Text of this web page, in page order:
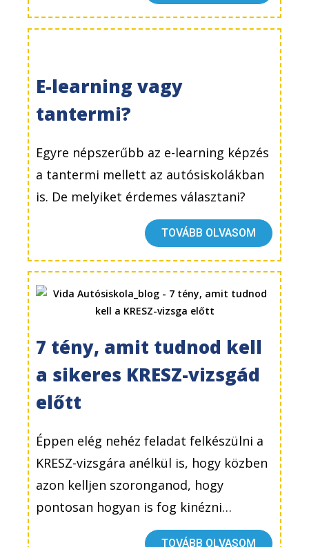
E-learning vagy
tantermi?
Egyre népszerűbb az e-learning képzés
a tantermi mellett az autósiskolákban
is. De melyiket érdemes választani?
TOVÁBB OLVASOM
7 tény, amit tudnod kell
a sikeres KRESZ-vizsgád
előtt
Éppen elég nehéz feladat felkészülni a
KRESZ-vizsgára anélkül is, hogy közben
azon kelljen szoronganod, hogy
pontosan hogyan is fog kinézni…
TOVÁBB OLVASOM